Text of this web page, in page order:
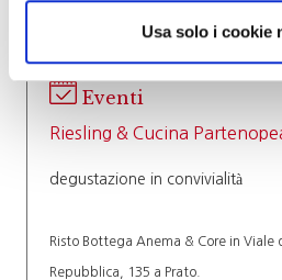
Usa solo i cookie
Eventi
Riesling & Cucina
degustazione in convivialità
Risto Bottega Anema & Core in Viale
Repubblica, 135 a Prato.